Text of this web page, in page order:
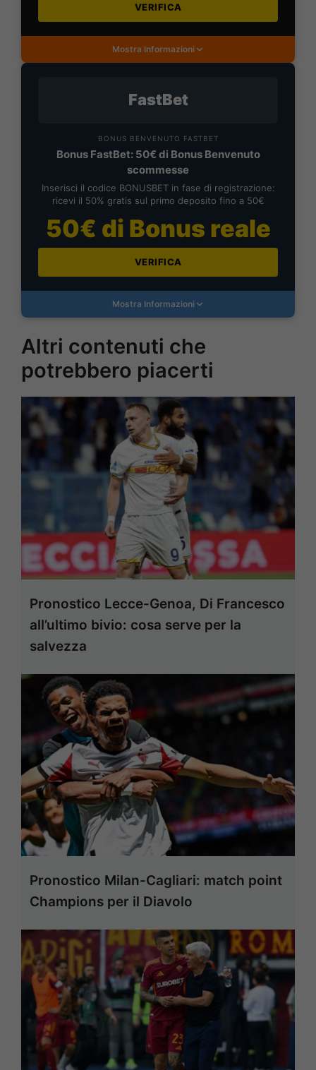
VERIFICA
Mostra Informazioni
FastBet
BONUS BENVENUTO FASTBET
Bonus FastBet: 50€ di Bonus Benvenuto
scommesse
Inserisci il codice BONUSBET in fase di registrazione:
ricevi il 50% gratis sul primo deposito fino a 50€
50€ di Bonus reale
VERIFICA
Mostra Informazioni
Altri contenuti che
potrebbero piacerti
Pronostico Lecce-Genoa, Di Francesco
all’ultimo bivio: cosa serve per la
salvezza
Pronostico Milan-Cagliari: match point
Champions per il Diavolo